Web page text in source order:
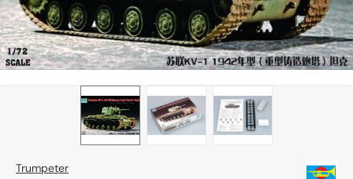
galerii
Trumpeter